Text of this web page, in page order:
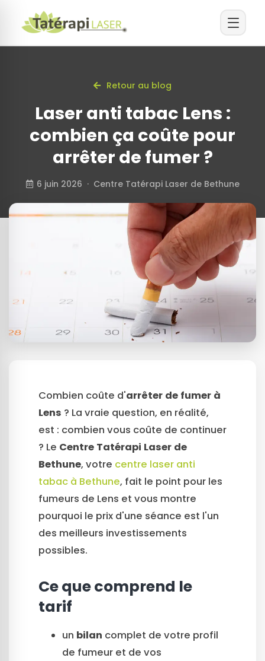
Retour au blog
Laser anti tabac Lens :
combien ça coûte pour
arrêter de fumer ?
6 juin 2026 · Centre Tatérapi Laser de Bethune
Combien coûte d'arrêter de fumer à
Lens ? La vraie question, en réalité,
est : combien vous coûte de continuer
? Le Centre Tatérapi Laser de
Bethune, votre centre laser anti
tabac à Bethune, fait le point pour les
fumeurs de Lens et vous montre
pourquoi le prix d'une séance est l'un
des meilleurs investissements
possibles.
Ce que comprend le
tarif
un bilan complet de votre profil
de fumeur et de vos